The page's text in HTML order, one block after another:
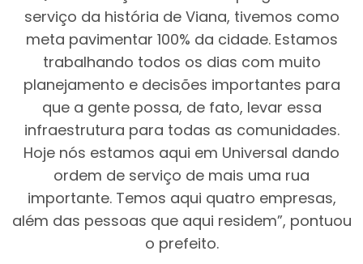
serviço da história de Viana, tivemos como
meta pavimentar 100% da cidade. Estamos
trabalhando todos os dias com muito
planejamento e decisões importantes para
que a gente possa, de fato, levar essa
infraestrutura para todas as comunidades.
Hoje nós estamos aqui em Universal dando
ordem de serviço de mais uma rua
importante. Temos aqui quatro empresas,
além das pessoas que aqui residem”, pontuou
o prefeito.